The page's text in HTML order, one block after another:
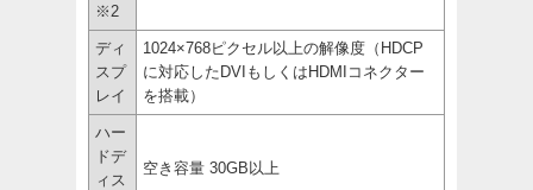
※2
ディ
スプ
レイ
1024×768ピクセル以上の解像度（HDCP
に対応したDVIもしくはHDMIコネクター
を搭載）
ハー
ドデ
ィス
空き容量 30GB以上